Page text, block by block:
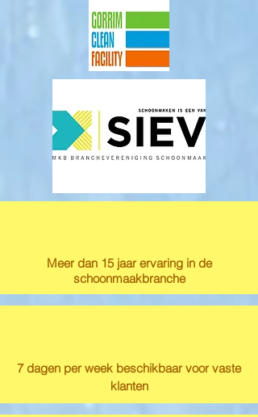
Meer dan 15 jaar ervaring in de
schoonmaakbranche
7 dagen per week beschikbaar voor vaste
klanten